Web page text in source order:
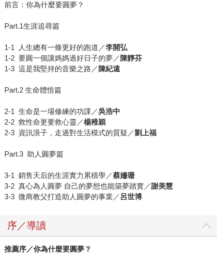
前言：你為什麼要圓夢？
Part.1生涯追尋篇
1-1 人生總有一條更好的跑道／李開弘
1-2 要圓一個讓媽媽過好日子的夢／ 陳靜芬
1-3 這是我堅持的音樂之路／ 陳紀遠
Part.2 生命體悟篇
2-1 生命是一場修練的功課／吳浩中
2-2 救性命更要救心靈／楊稚穎
2-3 資訊浪子，走過對生活模式的質疑／劉上福
Part.3 助人圓夢篇
3-1 銷售天后的生涯實力累積學／蔡姍珊
3-2 真心為人圓夢 自己的夢想也能築夢踏實／謝美慧
3-3 微商教父打造助人圓夢的事業／呂世博
序／導讀
推薦序／你為什麼要圓夢？